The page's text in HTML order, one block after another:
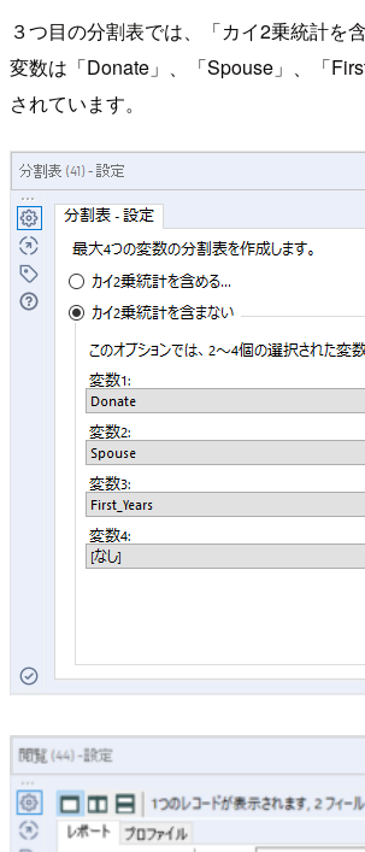
３つ目の分割表では、「カイ2乗統計を
変数は「Donate」、「Spouse」、「
されています。